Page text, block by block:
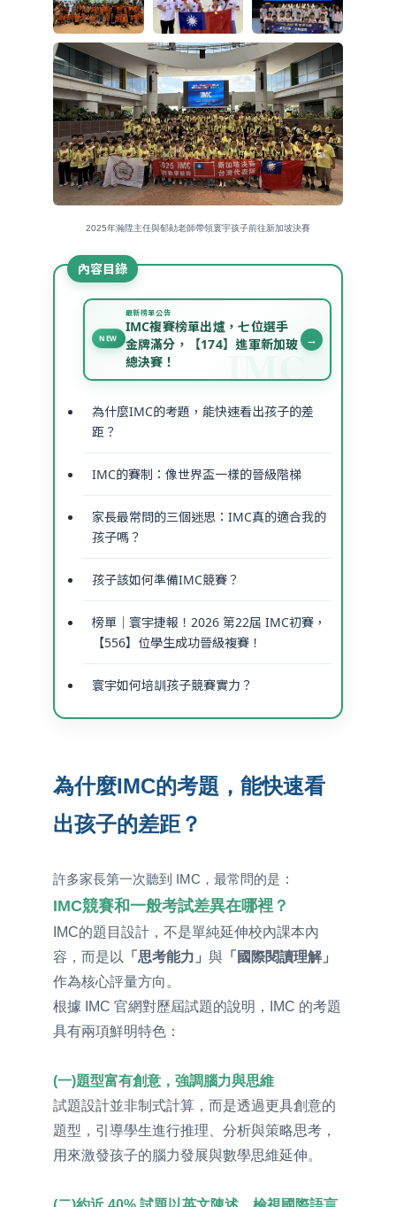
2025年瀚陞主任與郁勛老師帶領寰宇孩子前往新加坡決賽
內容目錄
NEW
最新榜單公告
IMC複賽榜單出爐，七位選手
金牌滿分，【174】進軍新加玻
總決賽！
→
為什麼IMC的考題，能快速看出孩子的差
距？
IMC的賽制：像世界盃一樣的晉級階梯
家長最常問的三個迷思：IMC真的適合我的
孩子嗎？
孩子該如何準備IMC競賽？
榜單｜寰宇捷報！2026 第22屆 IMC初賽，
【556】位學生成功晉級複賽！
寰宇如何培訓孩子競賽實力？
為什麼IMC的考題，能快速看
出孩子的差距？
許多家長第一次聽到 IMC，最常問的是 ：
IMC競賽和一般考試差異在哪裡？
IMC的題目設計，不是單純延伸校內課本內
容，而是以
「思考能力」 與 「國際閱讀理解」
作為核心評量方向。
根據 IMC 官網對歷屆試題的說明，IMC 的考題
具有兩項鮮明特色：
(一)題型富有創意，強調腦力與思維
試題設計並非制式計算，而是透過更具創意的
題型，引導學生進行推理、分析與策略思考，
用來激發孩子的腦力發展與數學思維延伸。